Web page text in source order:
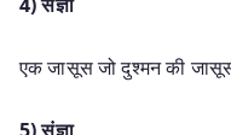
एक जासूस जो दुश्मन की